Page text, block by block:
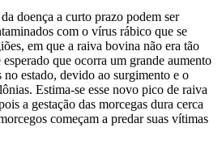
doença a curto prazo podem ser
com o vírus rábico que se
em que a raiva bovina não era tão
que ocorra um grande aumento
estado, devido ao surgimento e o
Estima-se esse novo pico de raiva
a gestação das morcegas dura cerca
começam a predar suas vítimas